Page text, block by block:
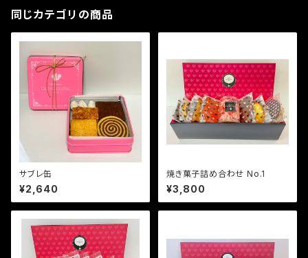
同じカテゴリの商品
サブレ缶
¥2,640
焼き菓子詰め合わせ No.1
¥3,800